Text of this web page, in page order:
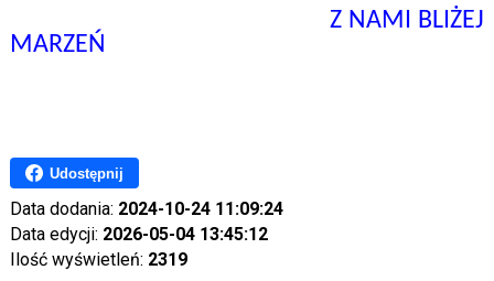
Z NAMI BLIŻEJ
MARZEŃ
Udostępnij
Data dodania: 2024-10-24 11:09:24
Data edycji: 2026-05-04 13:45:12
Ilość wyświetleń: 2319